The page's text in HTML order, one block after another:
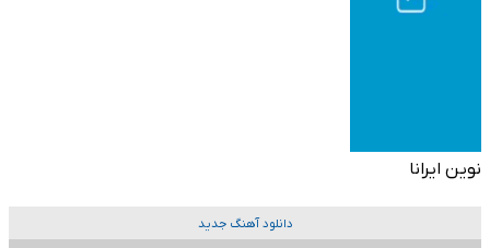
نوین ایرانا
دانلود آهنگ جدید